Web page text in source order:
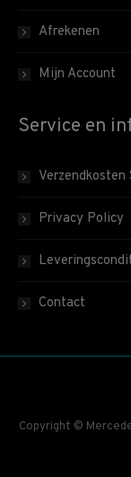
Afrekenen
Mijn Account
Service en
Verzendkosten
Privacy Policy
Contact
Copyright ©